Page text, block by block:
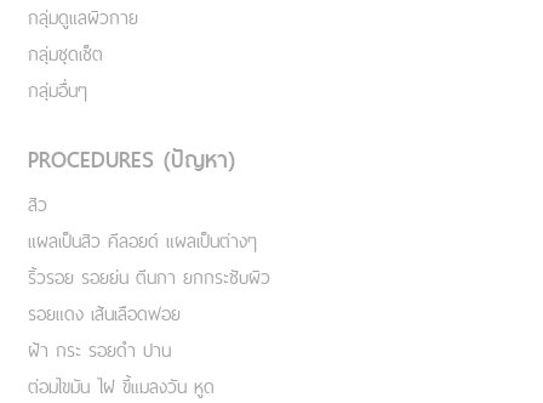
กลุ่มดูแลผิวกาย
กลุ่มชุดเซ็ต
กลุ่มอื่นๆ
PROCEDURES (ปัญหา)
สิว
แผลเป็นสิว คีลอยด์ แผลเป็นต่างๆ
ริ้วรอย รอยย่น ตีนกา ยกกระชับผิว
รอยแดง เส้นเลือดฟอย
ฝ้า กระ รอยดำ ปาน
ต่อมไขมัน ไฝ ขี้แมลงวัน หูด